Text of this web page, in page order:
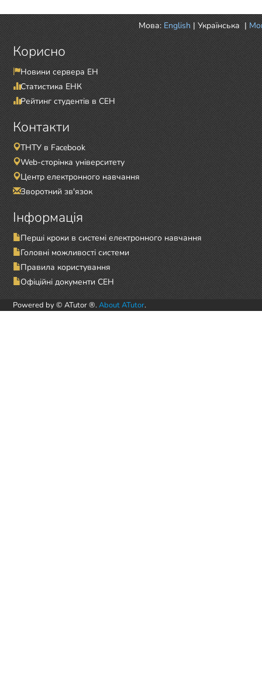
Мова: English | Українська |
Корисно
Новини сервера ЕН
Статистика ЕНК
Рейтинг студентів в СЕН
Контакти
ТНТУ в Facebook
Web-сторінка університету
Центр електронного навчання
Зворотний зв'язок
Інформація
Перші кроки в системі електронного навчання
Головні можливості системи
Правила користування
Офіційні документи СЕН
Powered by © ATutor ®. About ATutor.